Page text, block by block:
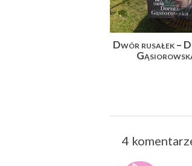
Dwór rusałek –
4